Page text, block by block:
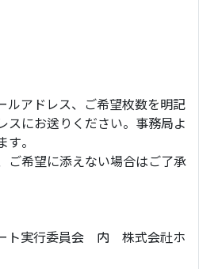
ルアドレス、ご希望枚数を明記
スにお送りください。事務局よ
。
希望に添えない場合はご了承
ト実行委員会 内 株式会社ホ